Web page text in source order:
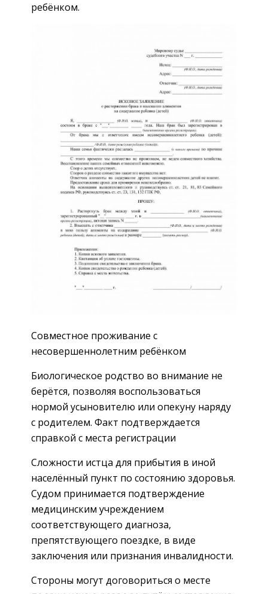
ребёнком.
Совместное проживание с
несовершеннолетним ребёнком
Биологическое родство во внимание не
берётся, позволяя воспользоваться
нормой усыновителю или опекуну наряду
с родителем. Факт подтверждается
справкой с места регистрации
Сложности истца для прибытия в иной
населённый пункт по состоянию здоровья.
Судом принимается подтверждение
медицинским учреждением
соответствующего диагноза,
препятствующего поездке, в виде
заключения или признания инвалидности.
Стороны могут договориться о месте